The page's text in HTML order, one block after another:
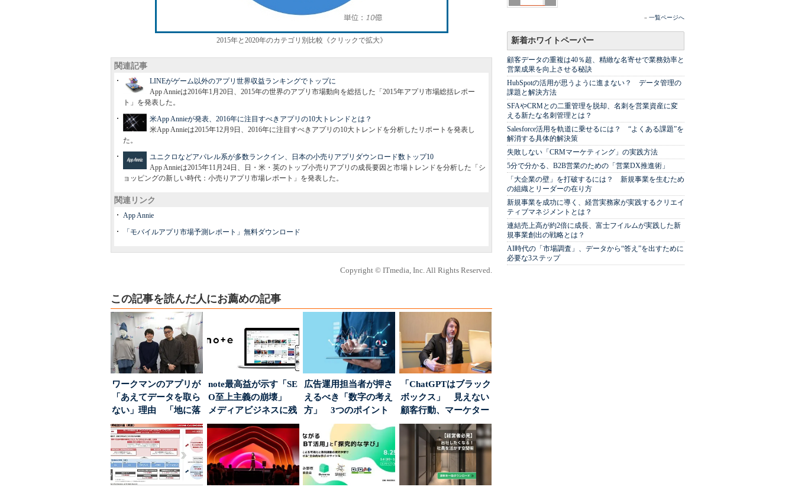
2015年と2020年のカテゴリ別比較《クリックで拡大》
関連記事
LINEがゲーム以外のアプリ世界収益ランキングでトップに
App Annieは2016年1月20日、2015年の世界のアプリ市場動向を総括した「2015年アプリ市場総括レポー
ト」を発表した。
米App Annieが発表、2016年に注目すべきアプリの10大トレンドとは？
米App Annieは2015年12月9日、2016年に注目すべきアプリの10大トレンドを分析したリポートを発表し
た。
ユニクロなどアパレル系が多数ランクイン、日本の小売りアプリダウンロード数トップ10
App Annieは2015年11月24日、日・米・英のトップ小売りアプリの成長要因と市場トレンドを分析した「シ
ョッピングの新しい時代：小売りアプリ市場レポート」を発表した。
関連リンク
App Annie
「モバイルアプリ市場予測レポート」無料ダウンロード
Copyright © ITmedia, Inc. All Rights Reserved.
この記事を読んだ人にお薦めの記事
ワークマンのアプリが
「あえてデータを取ら
ない」理由 「地に落
ちた顧客満足度」を
引...
note最高益が示す「SE
O至上主義の崩壊」
メディアビジネスに残
された“勝ち筋...
広告運用担当者が押さ
えるべき「数字の考え
方」 3つのポイント
「ChatGPTはブラック
ボックス」 見えない
顧客行動、マーケター
に残された打ち...
» 一覧ページへ
新着ホワイトペーパー
顧客データの重複は40％超、精緻な名寄せで業務効率と
営業成果を向上させる秘訣
HubSpotの活用が思うように進まない？ データ管理の
課題と解決方法
SFAやCRMとの二重管理を脱却、名刺を営業資産に変
える新たな名刺管理とは？
Salesforce活用を軌道に乗せるには？ “よくある課題”を
解消する具体的解決策
失敗しない「CRMマーケティング」の実践方法
5分で分かる、B2B営業のための「営業DX推進術」
「大企業の壁」を打破するには？ 新規事業を生むため
の組織とリーダーの在り方
新規事業を成功に導く、経営実務家が実践するクリエイ
ティブマネジメントとは？
連結売上高が約2倍に成長、富士フイルムが実践した新
規事業創出の戦略とは？
AI時代の「市場調査」、データから“答え”を出すために
必要な3ステップ